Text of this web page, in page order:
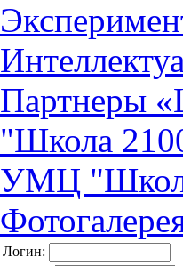
Партнеры
"Школа
УМЦ
Логин: